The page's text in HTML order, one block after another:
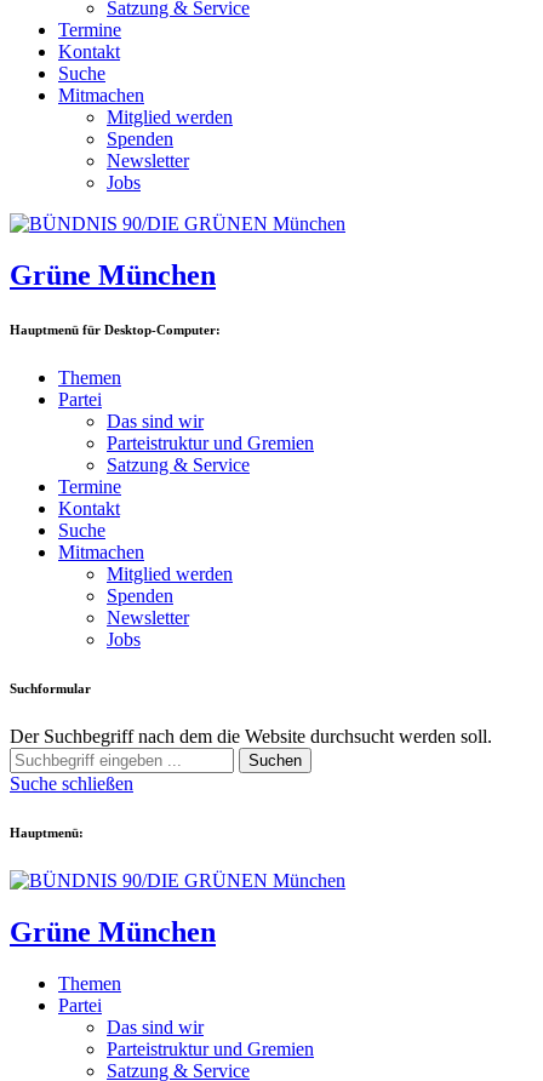
Satzung & Service
Termine
Kontakt
Suche
Mitmachen
Mitglied werden
Spenden
Newsletter
Jobs
Grüne München
Hauptmenü für Desktop-Computer:
Themen
Partei
Das sind wir
Parteistruktur und Gremien
Satzung & Service
Termine
Kontakt
Suche
Mitmachen
Mitglied werden
Spenden
Newsletter
Jobs
Suchformular
Der Suchbegriff nach dem die Website durchsucht werden soll.
Suchen
Suche schließen
Hauptmenü:
Grüne München
Themen
Partei
Das sind wir
Parteistruktur und Gremien
Satzung & Service